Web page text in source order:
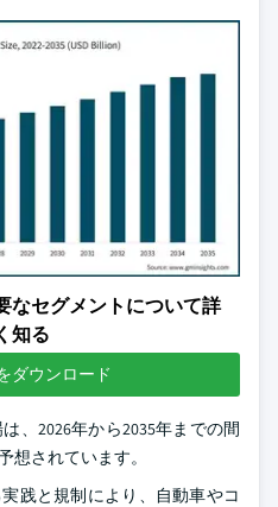
なセグメントについて詳
知る
ダウンロード
、2026年から2035年までの間
想されています。
践と規制により、自動車やコ